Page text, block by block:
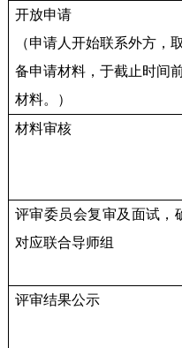
开放申请
（申请人开始联系外方，
备申请材料，于截止时间
材料。）
材料审核
评审委员会复审及面试，
对应联合导师组
评审结果公示